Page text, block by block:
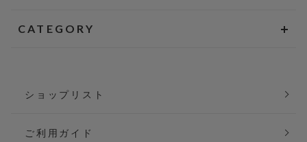
CATEGORY
ショップリスト
ご利用ガイド